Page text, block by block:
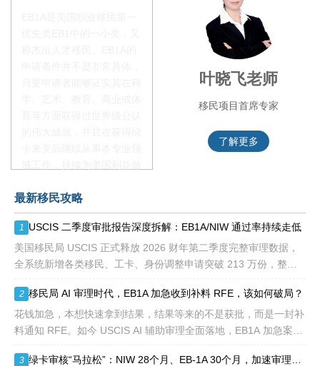
额占全球移民签证配额的
28.6%，即大约4万个移民
签证，都会用于满足"优
先"移民类别的申请。EB1A
不需要雇主支持、不用办理
等的限制，所以也愈来愈受
到中国杰出人才的青睐。
叶晓飞老师
移民项目首席专家
了解更多
最新移民攻略
1
USCIS 二季度审批报告深度拆解：EB1A/NIW 通过率持续走低
美国移民局 USCIS 正式释放 2026 财年第二季度完整审理数据，
全系统新增各类移民、工卡、身份调整申请突破 213 万份，整体
2 移民局 AI 审理时代，EB1A 加急收到补料 RFE，该如何破局？
花钱加急，本想快速拿到结果，结果等来的不是获批，而是一封补
料通知 RFE。如今 USCIS AI 辅助审理全面落地，EB1A 加急案件
3